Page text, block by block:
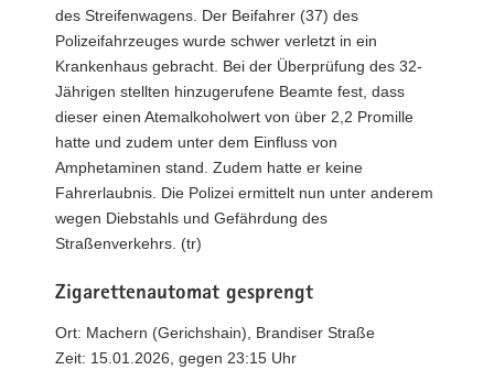
des Streifenwagens. Der Beifahrer (37) des
Polizeifahrzeuges wurde schwer verletzt in ein
Krankenhaus gebracht. Bei der Überprüfung des 32-
Jährigen stellten hinzugerufene Beamte fest, dass
dieser einen Atemalkoholwert von über 2,2 Promille
hatte und zudem unter dem Einfluss von
Amphetaminen stand. Zudem hatte er keine
Fahrerlaubnis. Die Polizei ermittelt nun unter anderem
wegen Diebstahls und Gefährdung des
Straßenverkehrs. (tr)
Zigarettenautomat gesprengt
Ort: Machern (Gerichshain), Brandiser Straße
Zeit: 15.01.2026, gegen 23:15 Uhr